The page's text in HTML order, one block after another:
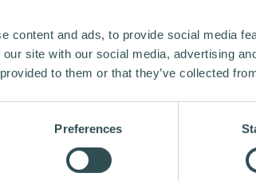
content and ads, to provide social media
site with our social media, advertising
to them or that they’ve collected
Preferences
ON MIETITTY,
KÄYTÖN
on tärkeä osa hyvinvointia, ja monilla